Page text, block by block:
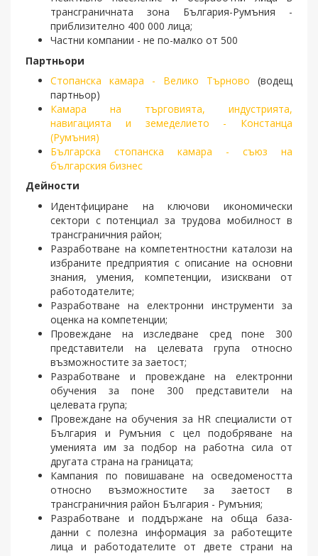
трансграничната зона България-Румъния -
приблизително 400 000 лица;
Частни компании - не по-малко от 500
Партньори
Стопанска камара - Велико Търново (водещ
партньор)
Камара на търговията, индустрията,
навигацията и земеделието - Констанца
(Румъния)
Българска стопанска камара - съюз на
българския бизнес
Дейности
Идентфициране на ключови икономи­чески
сектори с потенциал за трудова мобилност в
трансграничния район;
Разработване на компетентностни каталози на
избраните предприятия с описание на основни
знания, умения, компетенции, изисквани от
работода­телите;
Разработване на електронни инстру­менти за
оценка на компетенции;
Провеждане на изследване сред поне 300
представители на целевата група относно
възможностите за заетост;
Разработване и провеждане на електронни
обучения за поне 300 представители на
целевата група;
Провеждане на обучения за HR специа­листи от
България и Румъния с цел подобряване на
уменията им за подбор на работна сила от
другата страна на границата;
Кампания по повишаване на осведоме­ността
относно възможностите за зае­тост в
трансграничния район България - Румъния;
Разработване и поддържане на обща база-
данни с полезна информация за работещите
лица и работодателите от двете страни на